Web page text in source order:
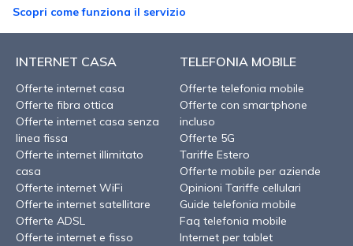
Scopri come funziona il servizio
INTERNET CASA
Offerte internet casa
Offerte fibra ottica
Offerte internet casa senza
linea fissa
Offerte internet illimitato
casa
Offerte internet WiFi
Offerte internet satellitare
Offerte ADSL
Offerte internet e fisso
TELEFONIA MOBILE
Offerte telefonia mobile
Offerte con smartphone
incluso
Offerte 5G
Tariffe Estero
Offerte mobile per aziende
Opinioni Tariffe cellulari
Guide telefonia mobile
Faq telefonia mobile
Internet per tablet